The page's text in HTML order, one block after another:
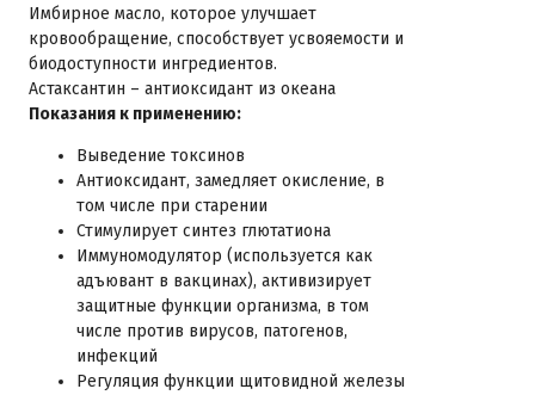
Имбирное масло, которое улучшает
кровообращение, способствует усвояемости и
биодоступности ингредиентов.
Астаксантин – антиоксидант из океана
Показания к применению:
Выведение токсинов
Антиоксидант, замедляет окисление, в
том числе при старении
Стимулирует синтез глютатиона
Иммуномодулятор (используется как
адъювант в вакцинах), активизирует
защитные функции организма, в том
числе против вирусов, патогенов,
инфекций
Регуляция функции щитовидной железы